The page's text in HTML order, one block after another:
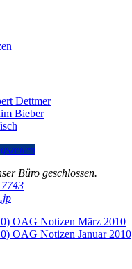
Dettmer
Bieber
Büro geschlossen.
OAG Notizen März 2010
OAG Notizen Januar 2010